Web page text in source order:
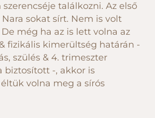
találkozni. Az első
sokat sírt. Nem is volt
még ha az is lett volna az
fizikális kimerültség határán -
szülés & 4. trimeszter
biztosított -, akkor is
volna meg a sírós